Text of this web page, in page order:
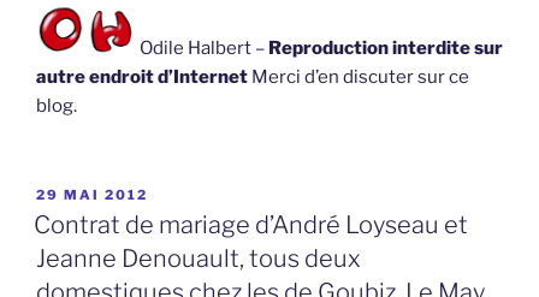
Odile Halbert – Reproduction interdite sur
autre endroit d’Internet Merci d’en discuter sur ce
blog.
PUBLIÉ
LE
29 MAI 2012
Contrat de mariage d’André Loyseau et
Jeanne Denouault, tous deux